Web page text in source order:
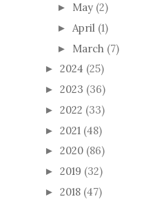
► May (2)
► April (1)
► March (7)
► 2024 (25)
► 2023 (36)
► 2022 (33)
► 2021 (48)
► 2020 (86)
► 2019 (32)
► 2018 (47)